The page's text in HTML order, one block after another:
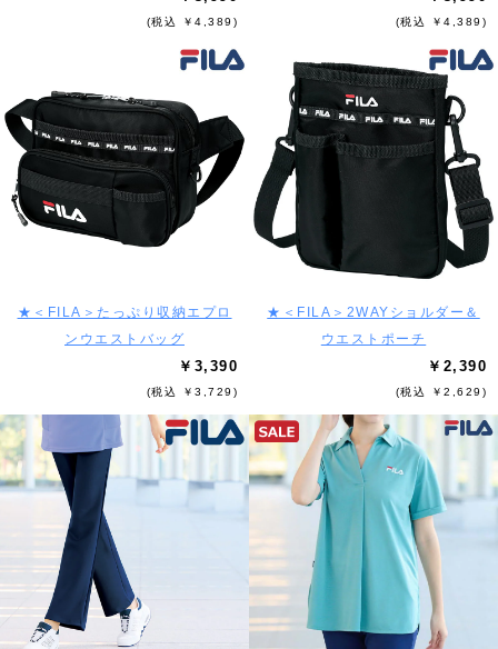
(税込 ￥4,389) (税込 ￥4,389)
★＜FILA＞たっぷり収納エプロ
ンウエストバッグ
￥3,390
(税込 ￥3,729)
★＜FILA＞2WAYショルダー＆
ウエストポーチ
￥2,390
(税込 ￥2,629)